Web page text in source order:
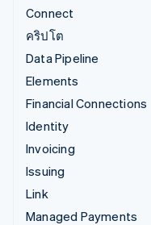
Connect
คริปโต
Data Pipeline
Elements
Financial Connections
Identity
Invoicing
Issuing
Link
Managed Payments